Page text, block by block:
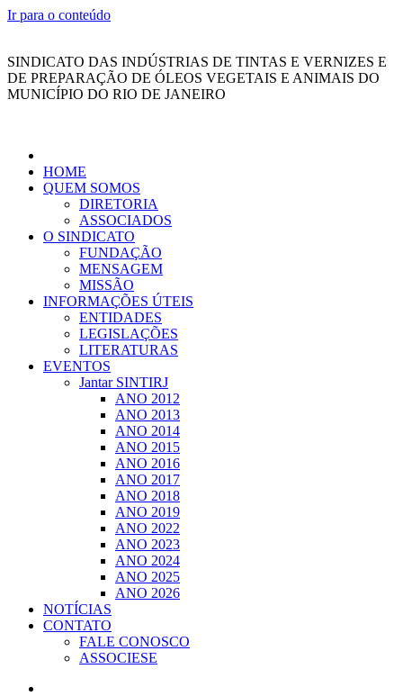
Ir para o conteúdo
SINDICATO DAS INDÚSTRIAS DE TINTAS E VERNIZES E
DE PREPARAÇÃO DE ÓLEOS VEGETAIS E ANIMAIS DO
MUNICÍPIO DO RIO DE JANEIRO
HOME
QUEM SOMOS
DIRETORIA
ASSOCIADOS
O SINDICATO
FUNDAÇÃO
MENSAGEM
MISSÃO
INFORMAÇÕES ÚTEIS
ENTIDADES
LEGISLAÇÕES
LITERATURAS
EVENTOS
Jantar SINTIRJ
ANO 2012
ANO 2013
ANO 2014
ANO 2015
ANO 2016
ANO 2017
ANO 2018
ANO 2019
ANO 2022
ANO 2023
ANO 2024
ANO 2025
ANO 2026
NOTÍCIAS
CONTATO
FALE CONOSCO
ASSOCIESE